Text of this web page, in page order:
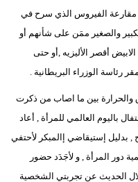
مقارعة الفيروس الذي سرح في
والصغير ممَن على شأنهم أو
أقصر الأليزيه ,أو حتى
رئاسة الوزراء البريطانية .
والحرارة بين ما اصاب من ذكرت
باليوم العالمي للمرأة , أعاد
, بدليل إستيقاضي إالمبكر لأحتفي
دور المرأة , و لأجَدَد حضور
الحديث عن تجربتي الشخصية